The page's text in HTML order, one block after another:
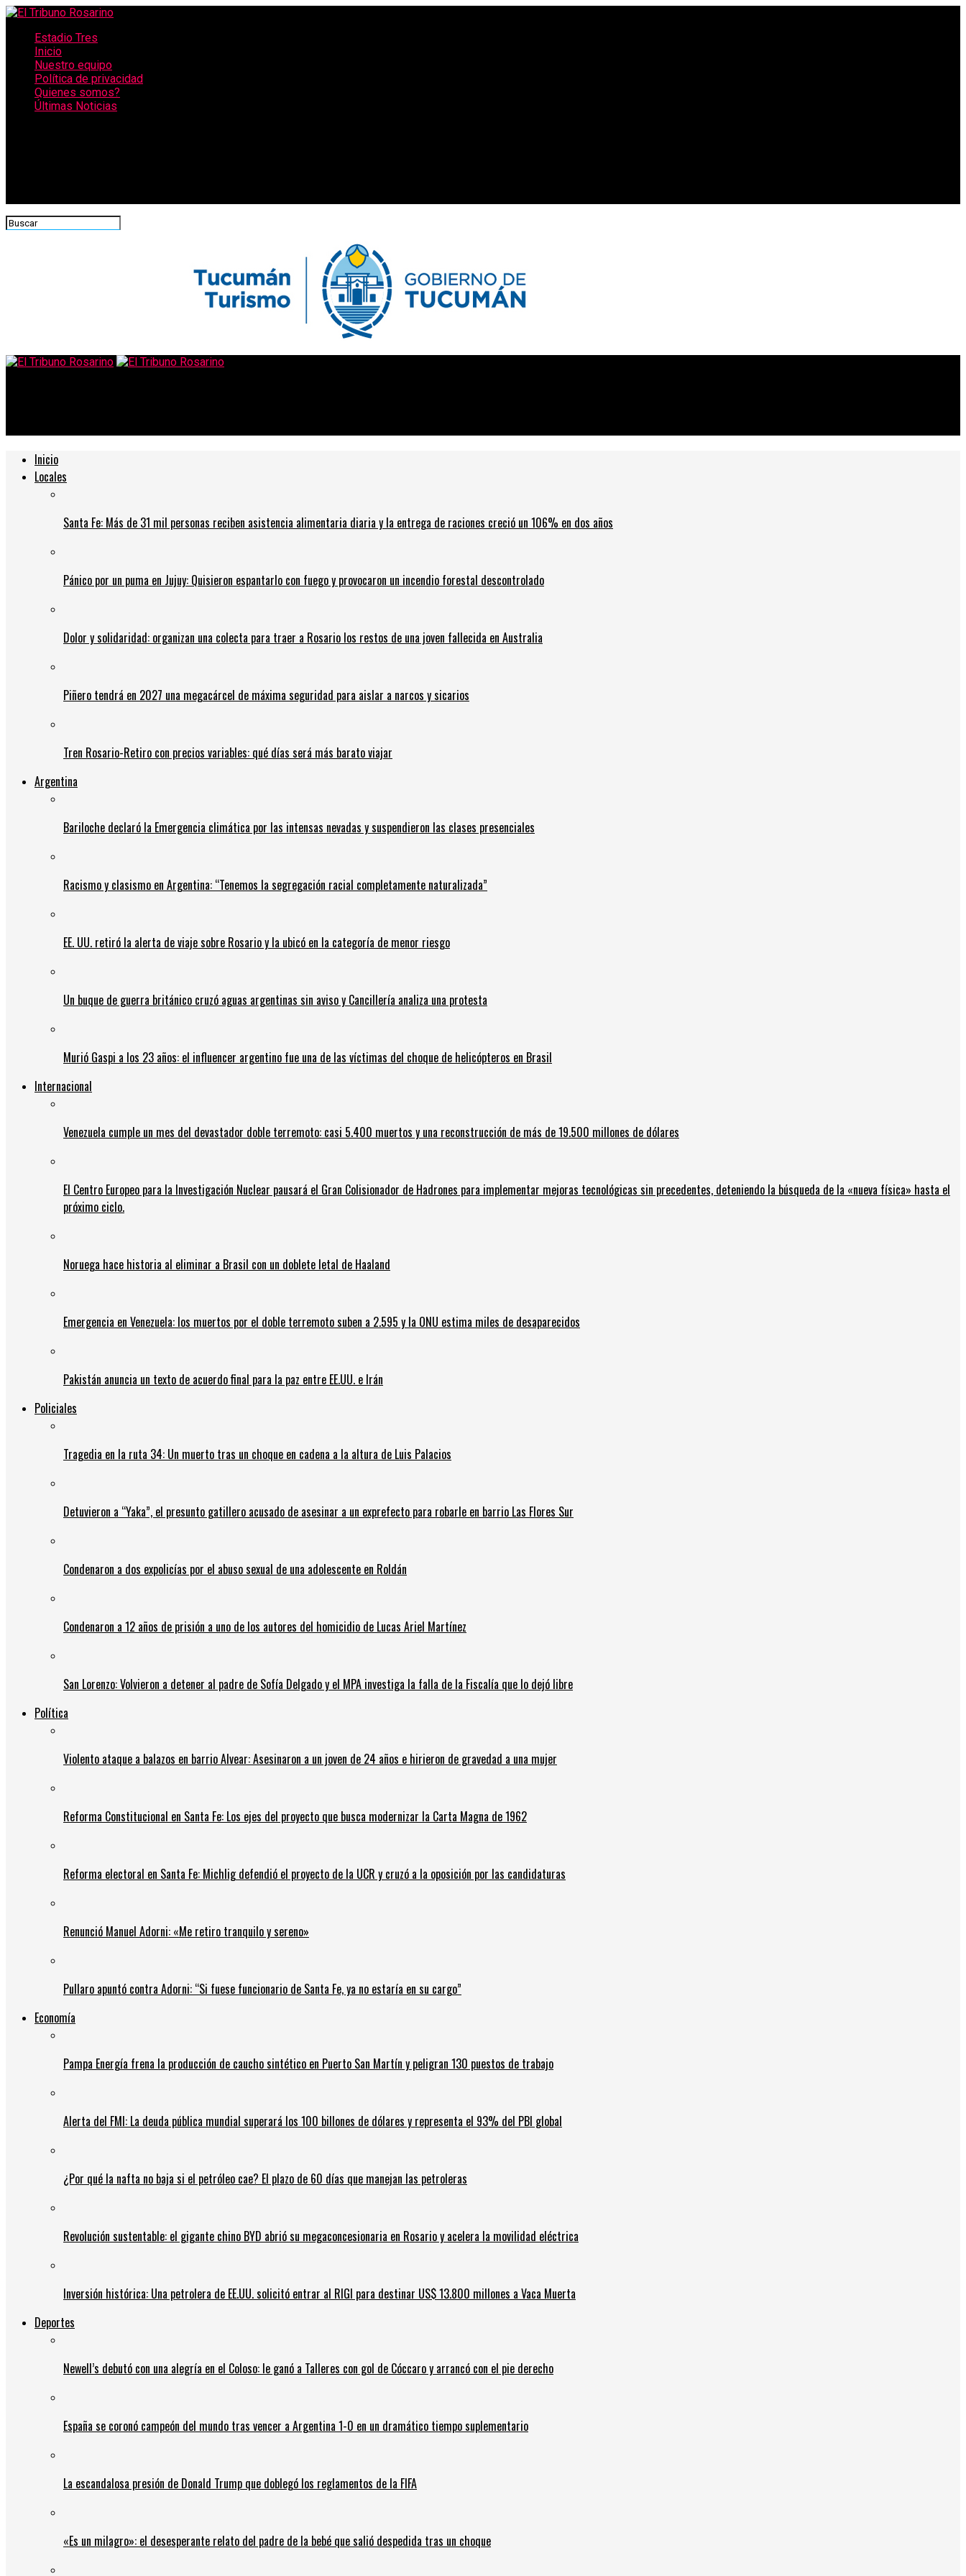
Estadio Tres
Inicio
Nuestro equipo
Política de privacidad
Quienes somos?
Últimas Noticias
Inicio
Locales
Santa Fe: Más de 31 mil personas reciben asistencia alimentaria diaria y la entrega de raciones creció un 106% en dos años
Pánico por un puma en Jujuy: Quisieron espantarlo con fuego y provocaron un incendio forestal descontrolado
Dolor y solidaridad: organizan una colecta para traer a Rosario los restos de una joven fallecida en Australia
Piñero tendrá en 2027 una megacárcel de máxima seguridad para aislar a narcos y sicarios
Tren Rosario-Retiro con precios variables: qué días será más barato viajar
Argentina
Bariloche declaró la Emergencia climática por las intensas nevadas y suspendieron las clases presenciales
Racismo y clasismo en Argentina: “Tenemos la segregación racial completamente naturalizada”
EE. UU. retiró la alerta de viaje sobre Rosario y la ubicó en la categoría de menor riesgo
Un buque de guerra británico cruzó aguas argentinas sin aviso y Cancillería analiza una protesta
Murió Gaspi a los 23 años: el influencer argentino fue una de las víctimas del choque de helicópteros en Brasil
Internacional
Venezuela cumple un mes del devastador doble terremoto: casi 5.400 muertos y una reconstrucción de más de 19.500 millones de dólares
El Centro Europeo para la Investigación Nuclear pausará el Gran Colisionador de Hadrones para implementar mejoras tecnológicas sin precedentes, deteniendo la búsqueda de la «nueva física» hasta el
próximo ciclo.
Noruega hace historia al eliminar a Brasil con un doblete letal de Haaland
Emergencia en Venezuela: los muertos por el doble terremoto suben a 2.595 y la ONU estima miles de desaparecidos
Pakistán anuncia un texto de acuerdo final para la paz entre EE.UU. e Irán
Policiales
Tragedia en la ruta 34: Un muerto tras un choque en cadena a la altura de Luis Palacios
Detuvieron a “Yaka”, el presunto gatillero acusado de asesinar a un exprefecto para robarle en barrio Las Flores Sur
Condenaron a dos expolicías por el abuso sexual de una adolescente en Roldán
Condenaron a 12 años de prisión a uno de los autores del homicidio de Lucas Ariel Martínez
San Lorenzo: Volvieron a detener al padre de Sofía Delgado y el MPA investiga la falla de la Fiscalía que lo dejó libre
Política
Violento ataque a balazos en barrio Alvear: Asesinaron a un joven de 24 años e hirieron de gravedad a una mujer
Reforma Constitucional en Santa Fe: Los ejes del proyecto que busca modernizar la Carta Magna de 1962
Reforma electoral en Santa Fe: Michlig defendió el proyecto de la UCR y cruzó a la oposición por las candidaturas
Renunció Manuel Adorni: «Me retiro tranquilo y sereno»
Pullaro apuntó contra Adorni: “Si fuese funcionario de Santa Fe, ya no estaría en su cargo”
Economía
Pampa Energía frena la producción de caucho sintético en Puerto San Martín y peligran 130 puestos de trabajo
Alerta del FMI: La deuda pública mundial superará los 100 billones de dólares y representa el 93% del PBI global
¿Por qué la nafta no baja si el petróleo cae? El plazo de 60 días que manejan las petroleras
Revolución sustentable: el gigante chino BYD abrió su megaconcesionaria en Rosario y acelera la movilidad eléctrica
Inversión histórica: Una petrolera de EE.UU. solicitó entrar al RIGI para destinar US$ 13.800 millones a Vaca Muerta
Deportes
Newell’s debutó con una alegría en el Coloso: le ganó a Talleres con gol de Cóccaro y arrancó con el pie derecho
España se coronó campeón del mundo tras vencer a Argentina 1-0 en un dramático tiempo suplementario
La escandalosa presión de Donald Trump que doblegó los reglamentos de la FIFA
«Es un milagro»: el desesperante relato del padre de la bebé que salió despedida tras un choque